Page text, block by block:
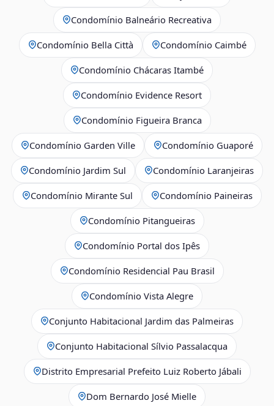
Condomínio Balneário Recreativa
Condomínio Bella Città Condomínio Caimbé
Condomínio Chácaras Itambé
Condomínio Evidence Resort
Condomínio Figueira Branca
Condomínio Garden Ville Condomínio Guaporé
Condomínio Jardim Sul Condomínio Laranjeiras
Condomínio Mirante Sul Condomínio Paineiras
Condomínio Pitangueiras
Condomínio Portal dos Ipês
Condomínio Residencial Pau Brasil
Condomínio Vista Alegre
Conjunto Habitacional Jardim das Palmeiras
Conjunto Habitacional Sílvio Passalacqua
Distrito Empresarial Prefeito Luiz Roberto Jábali
Dom Bernardo José Mielle